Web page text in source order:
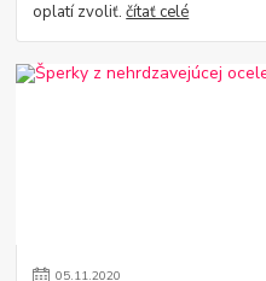
oplatí zvoliť.čítať celé
05.11.2020